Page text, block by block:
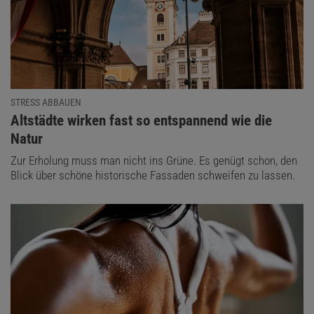
STRESS ABBAUEN
:
Altstädte wirken fast so entspannend wie die
Natur
Zur Erholung muss man nicht ins Grüne. Es genügt schon, den
Blick über schöne historische Fassaden schweifen zu lassen.